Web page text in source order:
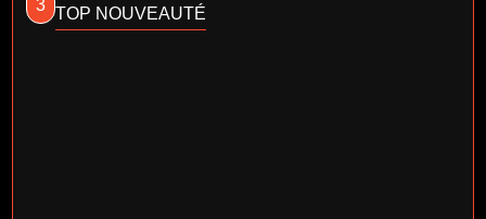
3 TOP NOUVEAUTÉ